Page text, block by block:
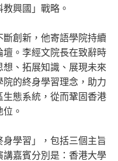
興國」戰略。
創新，他寄語學院持續
。李經文院長在致辭時
、拓展知識、展現未來
的終身學習理念，助力
態系統，從而鞏固香港
。
學習」，包括三個主旨
嘉賓分別是：香港大學